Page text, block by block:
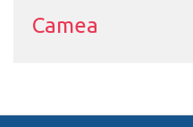
Camea